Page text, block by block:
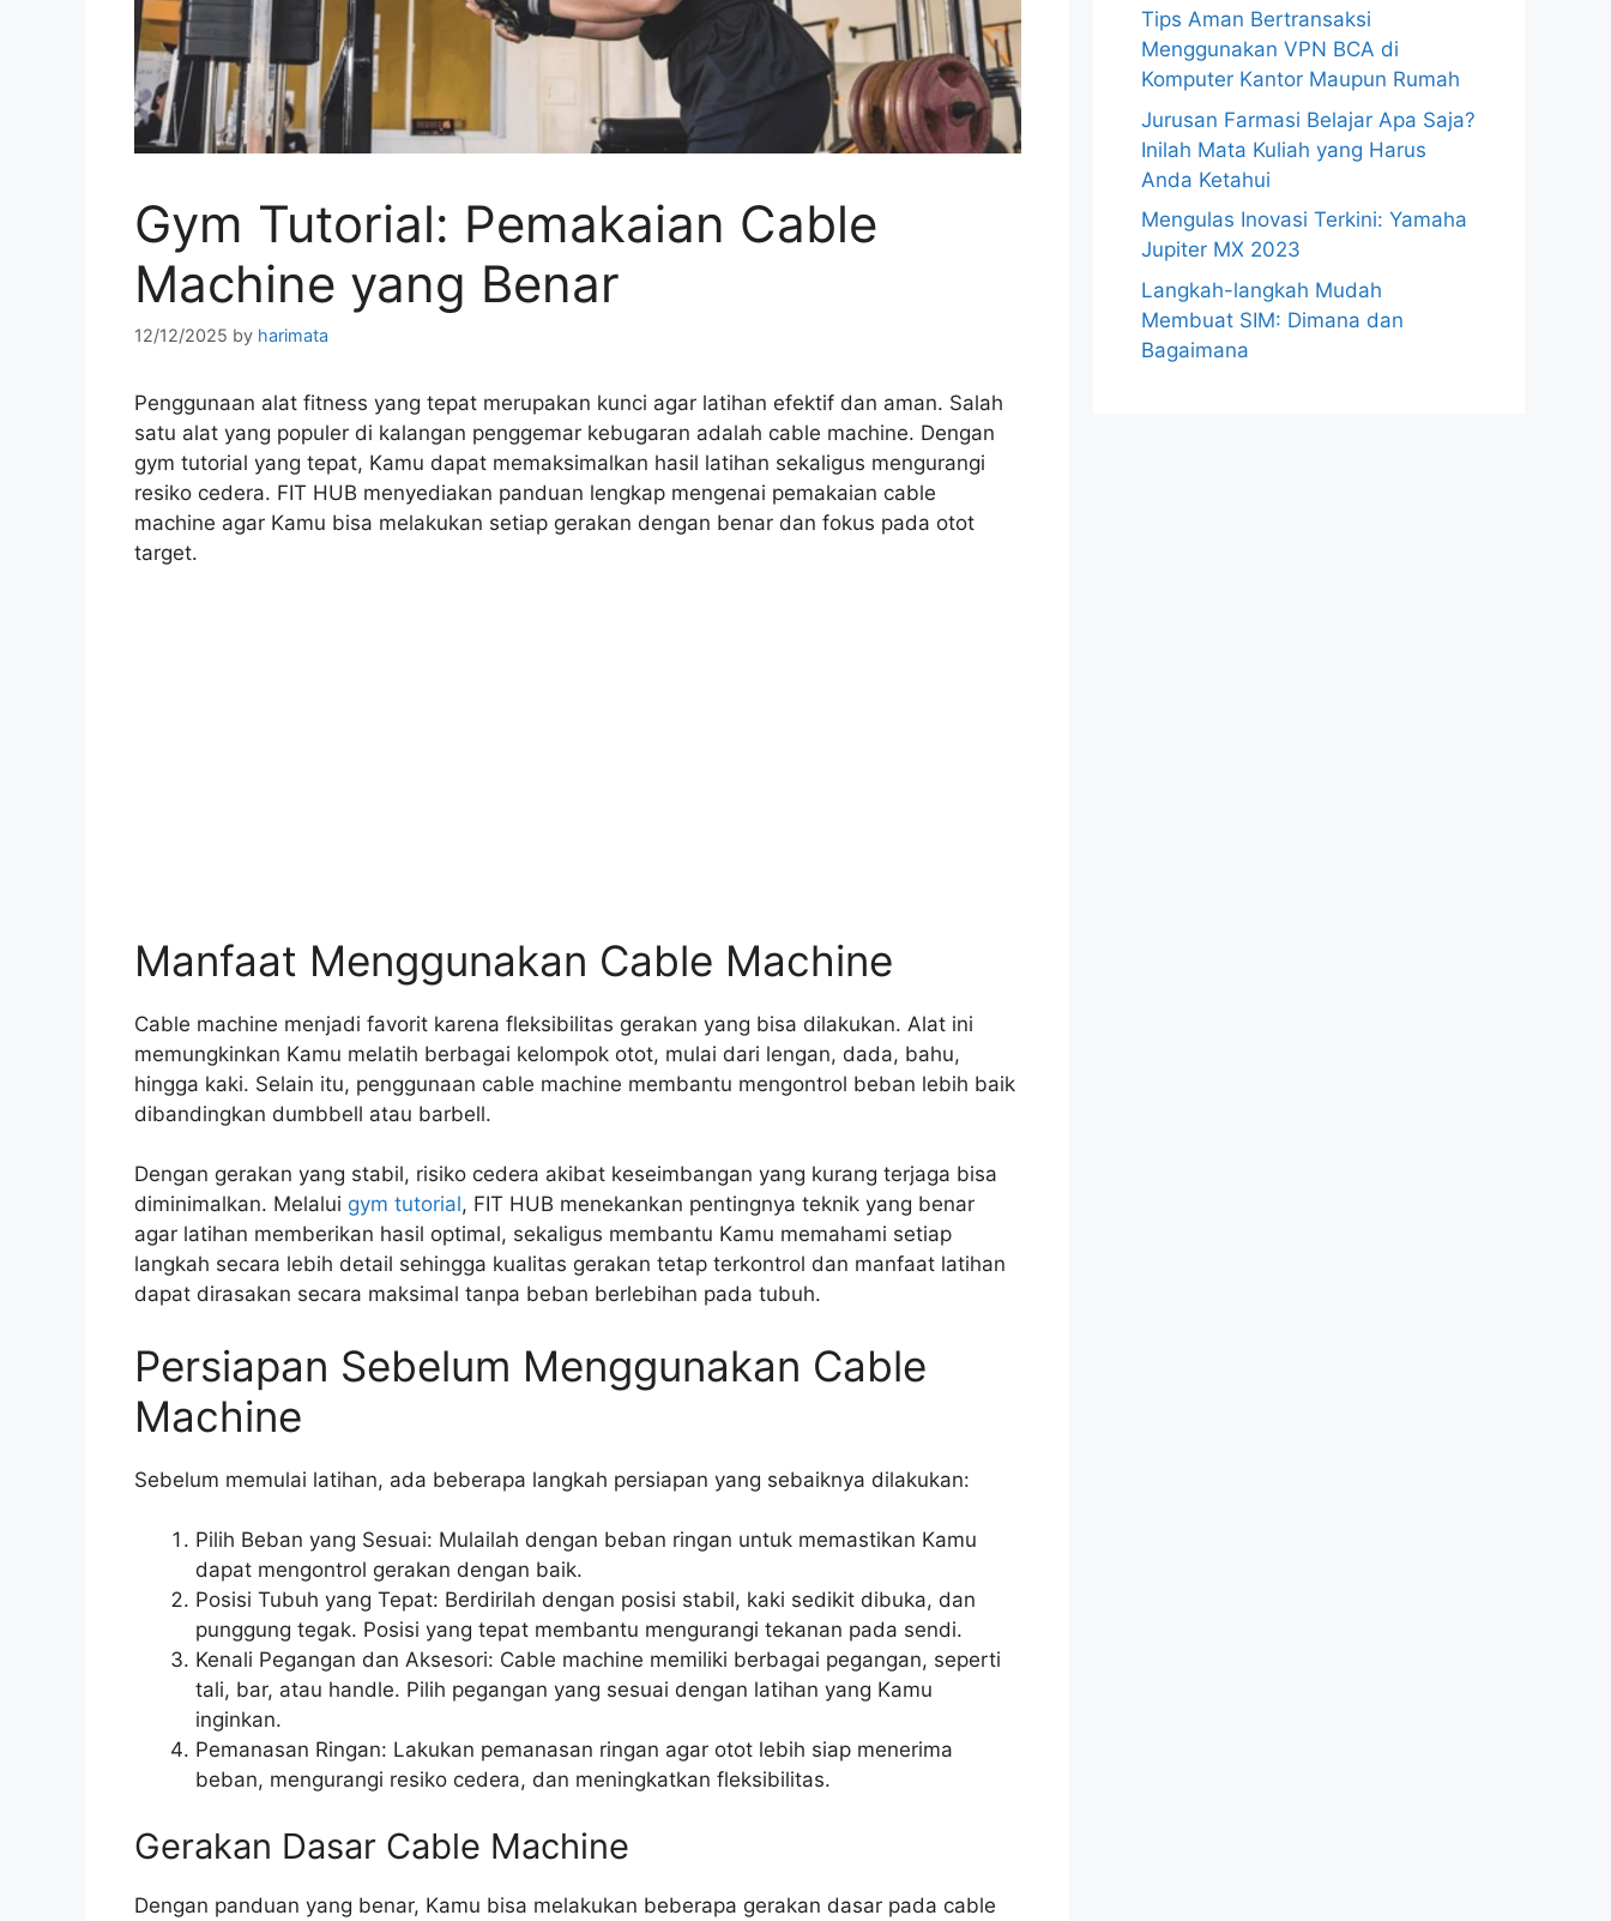
Gym Tutorial: Pemakaian Cable
Machine yang Benar
12/12/2025 by harimata
Penggunaan alat fitness yang tepat merupakan kunci agar latihan efektif dan aman. Salah
satu alat yang populer di kalangan penggemar kebugaran adalah cable machine. Dengan
gym tutorial yang tepat, Kamu dapat memaksimalkan hasil latihan sekaligus mengurangi
resiko cedera. FIT HUB menyediakan panduan lengkap mengenai pemakaian cable
machine agar Kamu bisa melakukan setiap gerakan dengan benar dan fokus pada otot
target.
Manfaat Menggunakan Cable Machine
Cable machine menjadi favorit karena fleksibilitas gerakan yang bisa dilakukan. Alat ini
memungkinkan Kamu melatih berbagai kelompok otot, mulai dari lengan, dada, bahu,
hingga kaki. Selain itu, penggunaan cable machine membantu mengontrol beban lebih baik
dibandingkan dumbbell atau barbell.
Dengan gerakan yang stabil, risiko cedera akibat keseimbangan yang kurang terjaga bisa
diminimalkan. Melalui gym tutorial, FIT HUB menekankan pentingnya teknik yang benar
agar latihan memberikan hasil optimal, sekaligus membantu Kamu memahami setiap
langkah secara lebih detail sehingga kualitas gerakan tetap terkontrol dan manfaat latihan
dapat dirasakan secara maksimal tanpa beban berlebihan pada tubuh.
Persiapan Sebelum Menggunakan Cable
Machine
Sebelum memulai latihan, ada beberapa langkah persiapan yang sebaiknya dilakukan:
Pilih Beban yang Sesuai: Mulailah dengan beban ringan untuk memastikan Kamu
dapat mengontrol gerakan dengan baik.
Posisi Tubuh yang Tepat: Berdirilah dengan posisi stabil, kaki sedikit dibuka, dan
punggung tegak. Posisi yang tepat membantu mengurangi tekanan pada sendi.
Kenali Pegangan dan Aksesori: Cable machine memiliki berbagai pegangan, seperti
tali, bar, atau handle. Pilih pegangan yang sesuai dengan latihan yang Kamu
inginkan.
Pemanasan Ringan: Lakukan pemanasan ringan agar otot lebih siap menerima
beban, mengurangi resiko cedera, dan meningkatkan fleksibilitas.
Gerakan Dasar Cable Machine
Dengan panduan yang benar, Kamu bisa melakukan beberapa gerakan dasar pada cable
Tips Aman Bertransaksi
Menggunakan VPN BCA di
Komputer Kantor Maupun Rumah
Jurusan Farmasi Belajar Apa Saja?
Inilah Mata Kuliah yang Harus
Anda Ketahui
Mengulas Inovasi Terkini: Yamaha
Jupiter MX 2023
Langkah-langkah Mudah
Membuat SIM: Dimana dan
Bagaimana